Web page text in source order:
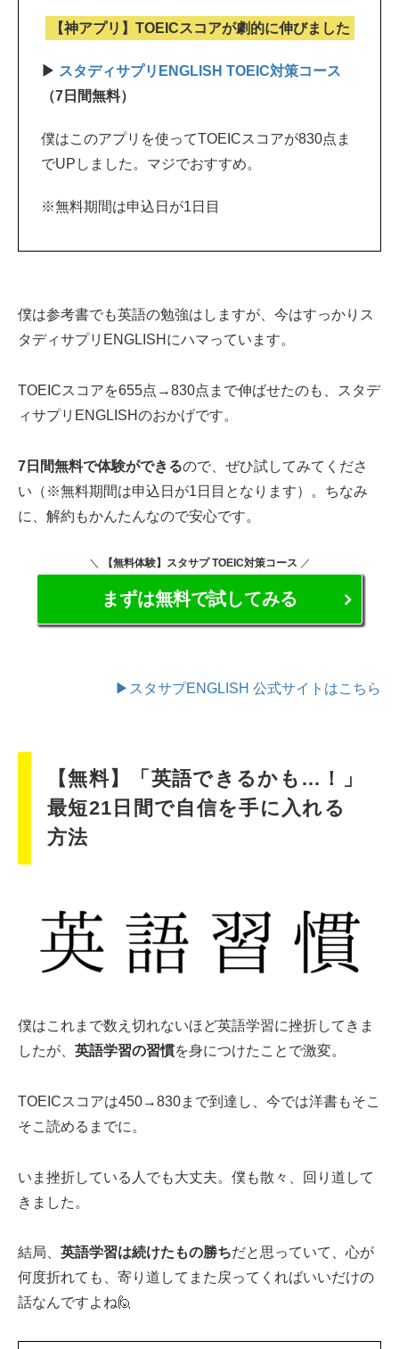
【神アプリ】TOEICスコアが劇的に伸びました
▶ スタディサプリENGLISH TOEIC対策コース
（7日間無料）
僕はこのアプリを使ってTOEICスコアが830点ま
でUPしました。マジでおすすめ。
※無料期間は申込日が1日目
僕は参考書でも英語の勉強はしますが、今はすっかりス
タディサプリENGLISHにハマっています。
TOEICスコアを655点→830点まで伸ばせたのも、スタデ
ィサプリENGLISHのおかげです。
7日間無料で体験ができるので、ぜひ試してみてくださ
い（※無料期間は申込日が1日目となります）。ちなみ
に、解約もかんたんなので安心です。
＼ 【無料体験】スタサプ TOEIC対策コース ／
まずは無料で試してみる
▶スタサプENGLISH 公式サイトはこちら
【無料】「英語できるかも…！」
最短21日間で自信を手に入れる
方法
僕はこれまで数え切れないほど英語学習に挫折してきま
したが、 英語学習の習慣を身につけたことで激変。
TOEICスコアは450→830まで到達し、今では洋書もそこ
そこ読めるまでに。
いま挫折している人でも大丈夫。僕も散々、回り道して
きました。
結局、 英語学習は続けたもの勝ちだと思っていて、心が
何度折れても、寄り道してまた戻ってくればいいだけの
話なんですよね🙋‍